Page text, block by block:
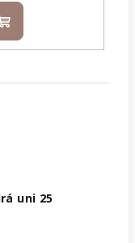
Do
košíku
uni 25